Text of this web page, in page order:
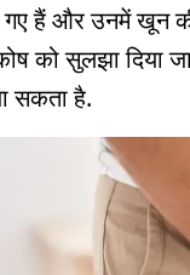
हैं और उनमें खून
को सुलझा दिया
सकता है.